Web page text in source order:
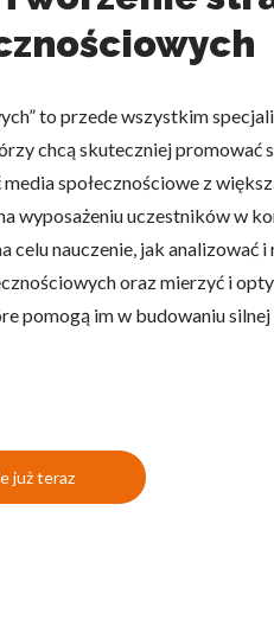
to przede wszystkim
chcą skuteczniej promować
społecznościowe z
wyposażeniu uczestników w
nauczenie, jak analizować
oraz mierzyć i
pomogą im w budowaniu
już teraz